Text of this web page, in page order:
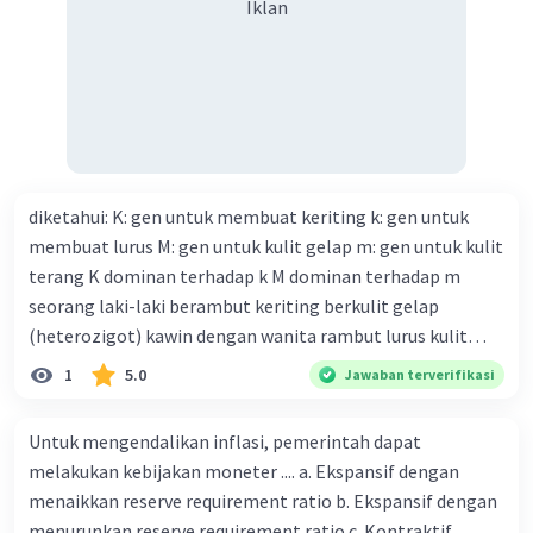
tutur atau sastra lisan tradisional.
Pertunjukan ini dibawakan oleh seorang
pencerita (juru pantun) yang mengisahkan
sebuah lakon atau cerita dengan cara
dinyanyikan atau dideklamasikan, biasanya
diiringi oleh alat musik kecapi. Ceritanya sering
mengisahkan kehidupan raja-raja di zaman
b. Wawacan
Wawacan adalah salah satu bentuk kesusastraan
Sunda yang berupa cerita panjang atau naratif.
Iklan
diketahui: K: gen untuk membuat keriting k: gen untuk
membuat lurus M: gen untuk kulit gelap m: gen untuk kulit
terang K dominan terhadap k M dominan terhadap m
seorang laki-laki berambut keriting berkulit gelap
(heterozigot) kawin dengan wanita rambut lurus kulit
terang tentukan : a. bagan perkawinannya b. rasio
genotipe dan rasio fenotipe nya c. jika perkawinan itu
dengan prosentase
1 5.0 Jawaban terverifikasi
Untuk mengendalikan inflasi, pemerintah dapat
melakukan kebijakan moneter .... a. Ekspansif dengan
menaikkan reserve requirement ratio b. Ekspansif dengan